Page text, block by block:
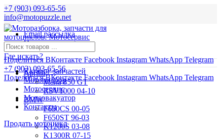
+7 (903) 093-65-56
info@motopuzzle.net
Email рассылка
Новости
Поделиться ВКонтакте Facebook Instagram WhatsApp Telegram
+7 (903) 093-65-56
Поделиться ВКонтакте Facebook Instagram WhatsApp Telegram
Где искать?
Aprilia
Mana 850 GT
RSV1000 04-10
BMW
F650CS 00-05
F650ST 96-03
K1200S 03-08
K1300R 07-15
Каталог запчастей
Мотоподбор
Мотосервис
Мотоэвакуатор
Контакты
Продать мотоцикл